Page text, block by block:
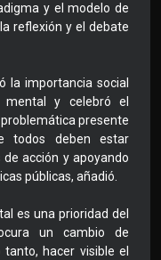
y el modelo de
reflexión y el debate
la importancia social
y celebró el
presente
todos deben estar
acción y apoyando
públicas, añadió.
es una prioridad del
un cambio de
hacer visible el